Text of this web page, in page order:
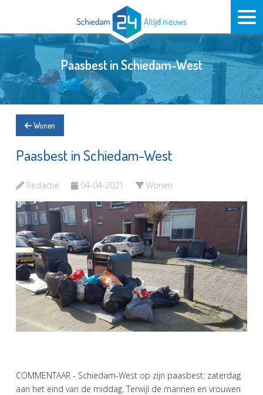
Paasbest in Schiedam-West
Wonen
Paasbest in Schiedam-West
Redactie 04-04-2021 Wonen
COMMENTAAR - Schiedam-West op zijn paasbest: zaterdag
aan het eind van de middag. Terwijl de mannen en vrouwen